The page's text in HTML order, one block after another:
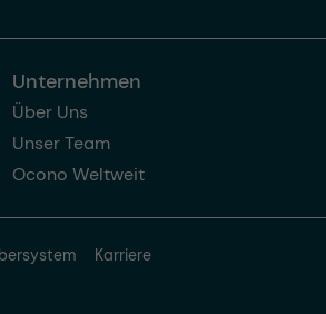
Unternehmen
Über Uns
Unser Team
Ocono Weltweit
Karriere